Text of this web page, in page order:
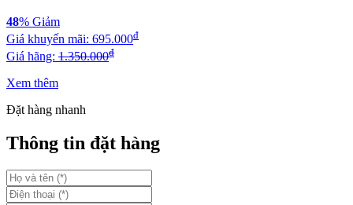
48% Giảm
Giá khuyến mãi: 695.000đ
Giá hãng: 1.350.000đ
Xem thêm
Đặt hàng nhanh
Thông tin đặt hàng